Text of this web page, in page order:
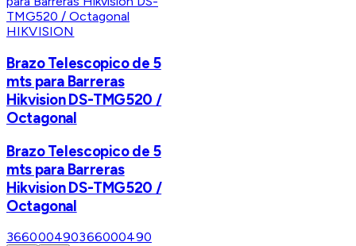
HIKVISION
Brazo Telescopico de 5
mts para Barreras
Hikvision DS-TMG520 /
Octagonal
Brazo Telescopico de 5
mts para Barreras
Hikvision DS-TMG520 /
Octagonal
366000490366000490